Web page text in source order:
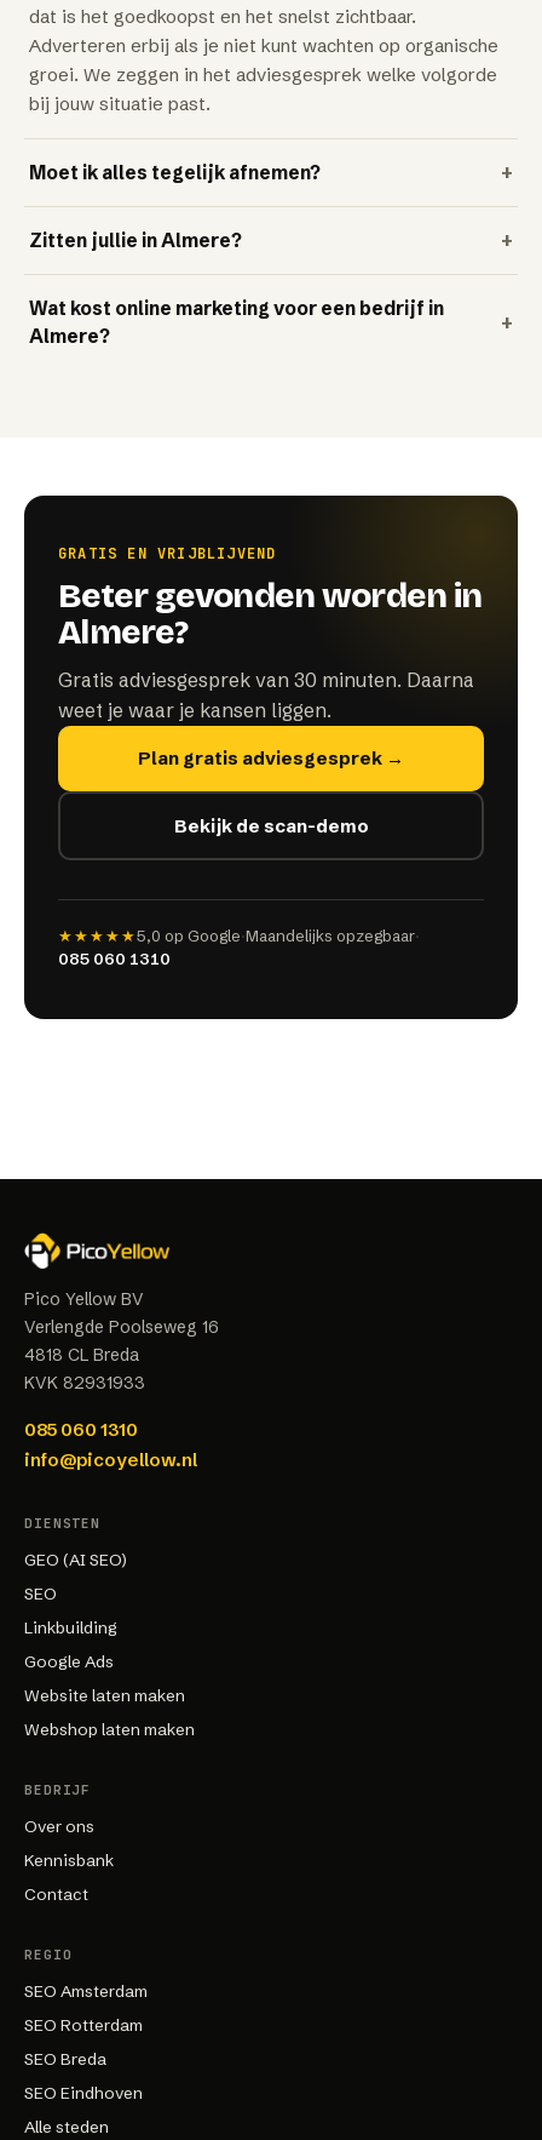
dat is het goedkoopst en het snelst zichtbaar.
Adverteren erbij als je niet kunt wachten op organische
groei. We zeggen in het adviesgesprek welke volgorde
bij jouw situatie past.
Moet ik alles tegelijk afnemen? +
Zitten jullie in Almere? +
Wat kost online marketing voor een bedrijf in
Almere?
+
GRATIS EN VRIJBLIJVEND
Beter gevonden worden in
Almere?
Gratis adviesgesprek van 30 minuten. Daarna
weet je waar je kansen liggen.
Plan gratis adviesgesprek →
Bekijk de scan-demo
★★★★★5,0 op Google·Maandelijks opzegbaar·
085 060 1310
Pico Yellow BV
Verlengde Poolseweg 16
4818 CL Breda
KVK 82931933
085 060 1310
info@picoyellow.nl
DIENSTEN
GEO (AI SEO)
SEO
Linkbuilding
Google Ads
Website laten maken
Webshop laten maken
BEDRIJF
Over ons
Kennisbank
Contact
REGIO
SEO Amsterdam
SEO Rotterdam
SEO Breda
SEO Eindhoven
Alle steden